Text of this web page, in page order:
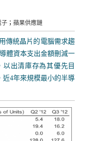
子 ； 蘋果供應鏈
傳統晶片的電腦需求趨
體資本支出金額刪減一
出清庫存為其優先目
近4年來規模最小的半導